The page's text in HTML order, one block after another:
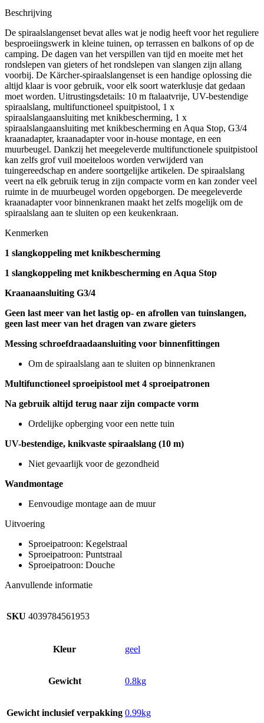
Beschrijving
De spiraalslangenset bevat alles wat je nodig heeft voor het reguliere
besproeiingswerk in kleine tuinen, op terrassen en balkons of op de
camping. De dagen van het verspillen van tijd en moeite met het
rondslepen van gieters of het rondslepen van slangen zijn allang
voorbij. De Kärcher-spiraalslangenset is een handige oplossing die
altijd klaar is voor gebruik, voor elk soort waterklusje dat gedaan
moet worden. Uitrustingsdetails: 10 m ftalaatvrije, UV-bestendige
spiraalslang, multifunctioneel spuitpistool, 1 x
spiraalslangaansluiting met knikbescherming, 1 x
spiraalslangaansluiting met knikbescherming en Aqua Stop, G3/4
kraanadapter, kraanadapter voor in-house montage, en een
muurbeugel. Dankzij het meegeleverde multifunctionele spuitpistool
kan zelfs grof vuil moeiteloos worden verwijderd van
tuingereedschap en andere soortgelijke artikelen. De spiraalslang
veert na elk gebruik terug in zijn compacte vorm en kan zonder veel
ruimte in de muurbeugel worden opgeborgen. De meegeleverde
kraanadapter voor binnenkranen maakt het zelfs mogelijk om de
spiraalslang aan te sluiten op een keukenkraan.
Kenmerken
1 slangkoppeling met knikbescherming
1 slangkoppeling met knikbescherming en Aqua Stop
Kraanaansluiting G3/4
Geen last meer van het lastig op- en afrollen van tuinslangen,
geen last meer van het dragen van zware gieters
Messing schroefdraadaansluiting voor binnenfittingen
Om de spiraalslang aan te sluiten op binnenkranen
Multifunctioneel sproeipistool met 4 sproeipatronen
Na gebruik altijd terug naar zijn compacte vorm
Ordelijke opberging voor een nette tuin
UV-bestendige, knikvaste spiraalslang (10 m)
Niet gevaarlijk voor de gezondheid
Wandmontage
Eenvoudige montage aan de muur
Uitvoering
Sproeipatroon: Kegelstraal
Sproeipatroon: Puntstraal
Sproeipatroon: Douche
Aanvullende informatie
SKU 4039784561953
Kleur geel
Gewicht 0.8kg
Gewicht inclusief verpakking 0.99kg